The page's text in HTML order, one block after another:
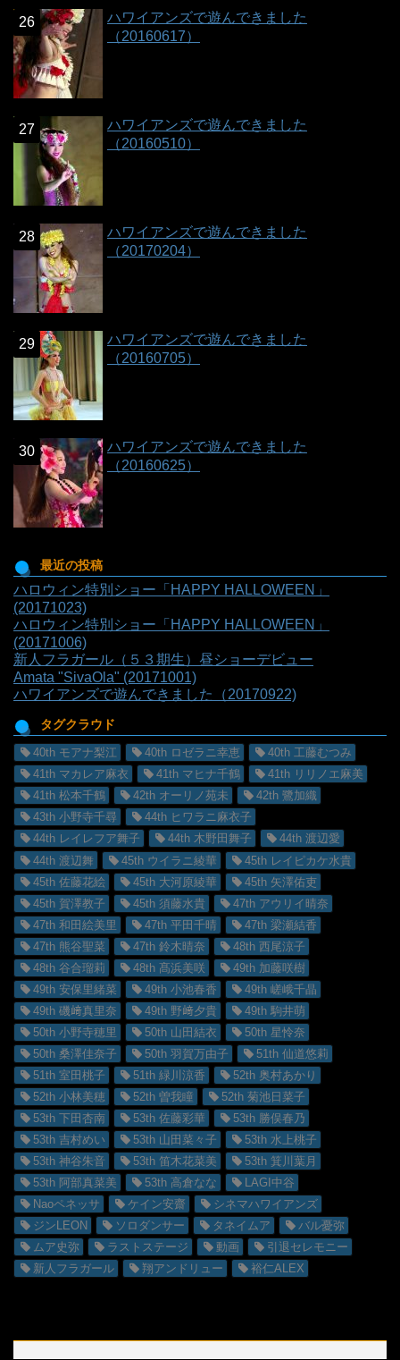
ハワイアンズで遊んできました
（20160617）
ハワイアンズで遊んできました
（20160510）
ハワイアンズで遊んできました
（20170204）
ハワイアンズで遊んできました
（20160705）
ハワイアンズで遊んできました
（20160625）
最近の投稿
ハロウィン特別ショー「HAPPY HALLOWEEN」
(20171023)
ハロウィン特別ショー「HAPPY HALLOWEEN」
(20171006)
新人フラガール（５３期生）昼ショーデビュー
Amata "SivaOla" (20171001)
ハワイアンズで遊んできました（20170922)
タグクラウド
40th モアナ梨江 40th ロゼラニ幸恵
40th 工藤むつみ
41th マカレア麻衣
41th マヒナ千鶴
41th リリノエ麻美
41th 松本千鶴
42th オーリノ苑未
42th 鷺加織
43th 小野寺千尋
44th ヒワラニ麻衣子
44th レイレフア舞子
44th 木野田舞子
44th 渡辺愛
44th 渡辺舞
45th ウイラニ綾華
45th レイピカケ水貴
45th 佐藤花絵
45th 大河原綾華
45th 矢澤佑吏
45th 賀澤教子
45th 須藤水貴
47th アウリイ晴奈
47th 和田絵美里
47th 平田千晴
47th 梁瀬結香
47th 熊谷聖菜
47th 鈴木晴奈
48th 西尾涼子
48th 谷合瑠莉
48th 髙浜美咲
49th 加藤咲樹
49th 安保里緒菜
49th 小池春香
49th 嵯峨千晶
49th 磯﨑真里奈
49th 野﨑夕貴
49th 駒井萌
50th 小野寺穂里
50th 山田結衣
50th 星怜奈
50th 桑澤佳奈子
50th 羽賀万由子
51th 仙道悠莉
51th 室田桃子
51th 緑川涼香
52th 奥村あかり
52th 小林美穂
52th 曽我瞳
52th 菊池日菜子
53th 下田杏南
53th 佐藤彩華
53th 勝俣春乃
53th 吉村めい
53th 山田菜々子
53th 水上桃子
53th 神谷朱音
53th 笛木花菜美
53th 箕川葉月
53th 阿部真菜美
53th 高倉なな
LAGI中谷
Naoペネッサ
ケイン安齋
シネマハワイアンズ
ジンLEON
ソロダンサー タネイムア
バル憂弥
ムア史弥
ラストステージ 動画
引退セレモニー
新人フラガール
翔アンドリュー 裕仁ALEX